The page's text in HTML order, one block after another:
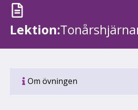
Lektion:
Om övningen